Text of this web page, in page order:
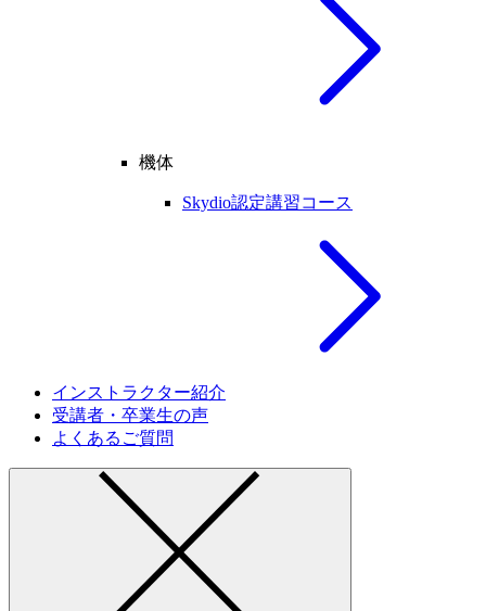
機体
Skydio認定講習コース
インストラクター紹介
受講者・卒業生の声
よくあるご質問